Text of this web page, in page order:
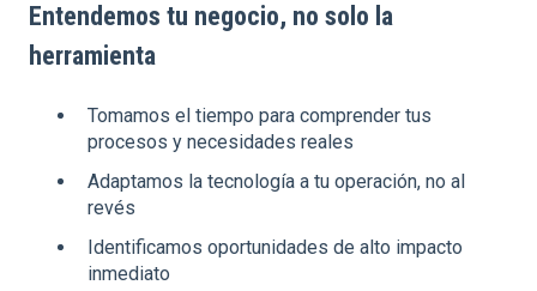
Entendemos tu negocio, no solo la
herramienta
Tomamos el tiempo para comprender tus
procesos y necesidades reales
Adaptamos la tecnología a tu operación, no al
revés
Identificamos oportunidades de alto impacto
inmediato